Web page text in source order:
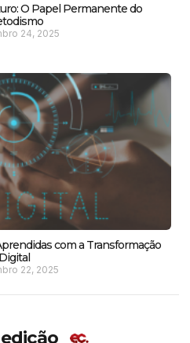
O Papel Permanente do
24, 2025
com a Transformação
Digital
22, 2025